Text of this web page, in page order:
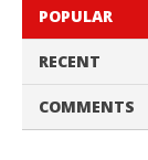
POPULAR
RECENT
COMMENTS